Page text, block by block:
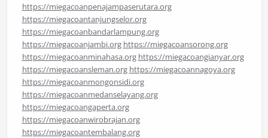
https://miegacoanpenajampaserutara.org
https://miegacoantanjungselor.org
https://miegacoanbandarlampung.org
https://miegacoanjambi.org https://miegacoansorong.org
https://miegacoanminahasa.org https://miegacoangianyar.org
https://miegacoansleman.org https://miegacoannagoya.org
https://miegacoanmongonsidi.org
https://miegacoanmedanselayang.org
https://miegacoangaperta.org
https://miegacoanwirobrajan.org
https://miegacoantembalang.org